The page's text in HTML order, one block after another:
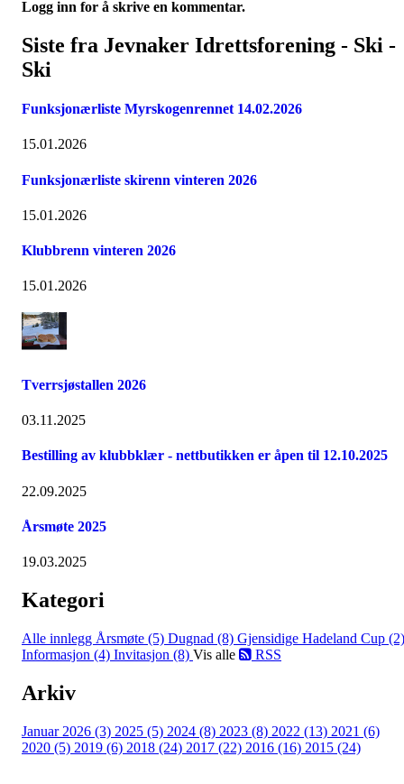
Logg inn for å skrive en kommentar.
Siste fra Jevnaker Idrettsforening - Ski -
Ski
Funksjonærliste Myrskogenrennet 14.02.2026
15.01.2026
Funksjonærliste skirenn vinteren 2026
15.01.2026
Klubbrenn vinteren 2026
15.01.2026
Tverrsjøstallen 2026
03.11.2025
Bestilling av klubbklær - nettbutikken er åpen til 12.10.2025
22.09.2025
Årsmøte 2025
19.03.2025
Kategori
Alle innlegg Årsmøte (5) Dugnad (8) Gjensidige Hadeland Cup (2)
Informasjon (4) Invitasjon (8) Vis alle RSS
Arkiv
Januar 2026 (3) 2025 (5) 2024 (8) 2023 (8) 2022 (13) 2021 (6)
2020 (5) 2019 (6) 2018 (24) 2017 (22) 2016 (16) 2015 (24)